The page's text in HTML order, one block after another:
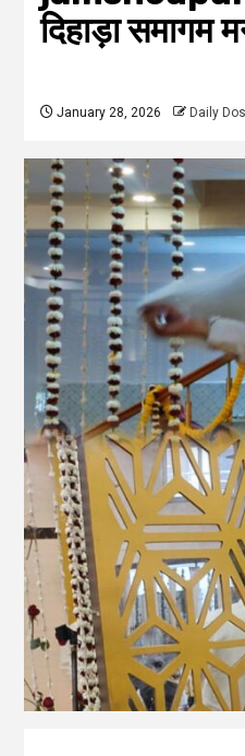
दिहाड़ा समागम
January 28, 2026 Daily